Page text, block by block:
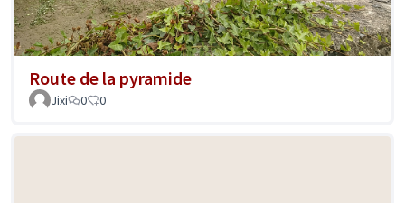
Route de la pyramide
Jixi 0 0